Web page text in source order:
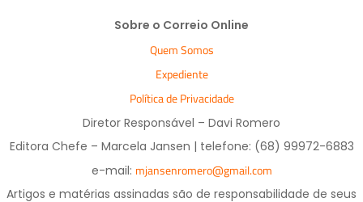
Sobre o Correio Online
Quem Somos
Expediente
Política de Privacidade
Diretor Responsável – Davi Romero
Editora Chefe – Marcela Jansen | telefone: (68) 99972-6883
e-mail: mjansenromero@gmail.com
Artigos e matérias assinadas são de responsabilidade de seus